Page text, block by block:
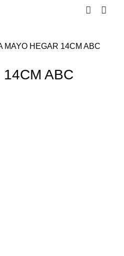
MAYO HEGAR 14CM ABC
14CM ABC